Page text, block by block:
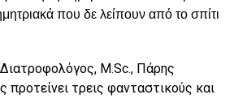
που δε λείπουν από το σπίτι
M.Sc., Πάρης
τρεις φανταστικούς και